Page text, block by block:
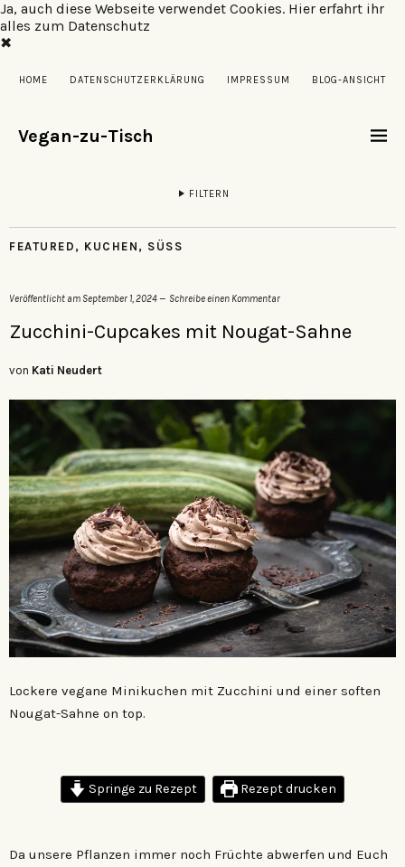
Ja, auch diese Webseite verwendet Cookies. Hier erfahrt ihr
alles zum Datenschutz
✖
HOME DATENSCHUTZERKLÄRUNG IMPRESSUM BLOG-ANSICHT
Vegan-zu-Tisch
FILTERN
FEATURED , KUCHEN , SÜSS
Veröffentlicht am September 1, 2024 Schreibe einen Kommentar
Zucchini-Cupcakes mit Nougat-Sahne
von Kati Neudert
Lockere vegane Minikuchen mit Zucchini und einer soften
Nougat-Sahne on top.
Springe zu Rezept Rezept drucken
Da unsere Pflanzen immer noch Früchte abwerfen und Euch